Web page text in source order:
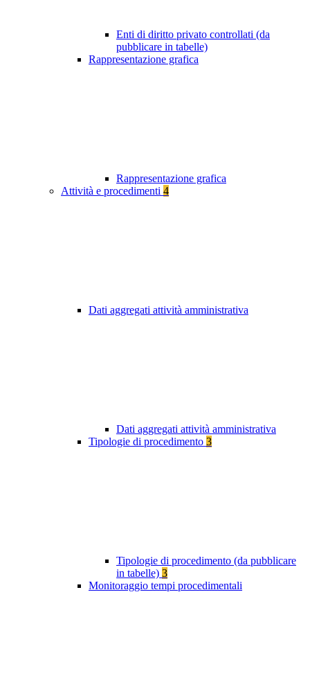
Enti di diritto privato controllati (da
pubblicare in tabelle)
Rappresentazione grafica
Rappresentazione grafica
Attività e procedimenti 4
Dati aggregati attività amministrativa
Dati aggregati attività amministrativa
Tipologie di procedimento 3
Tipologie di procedimento (da pubblicare
in tabelle) 3
Monitoraggio tempi procedimentali